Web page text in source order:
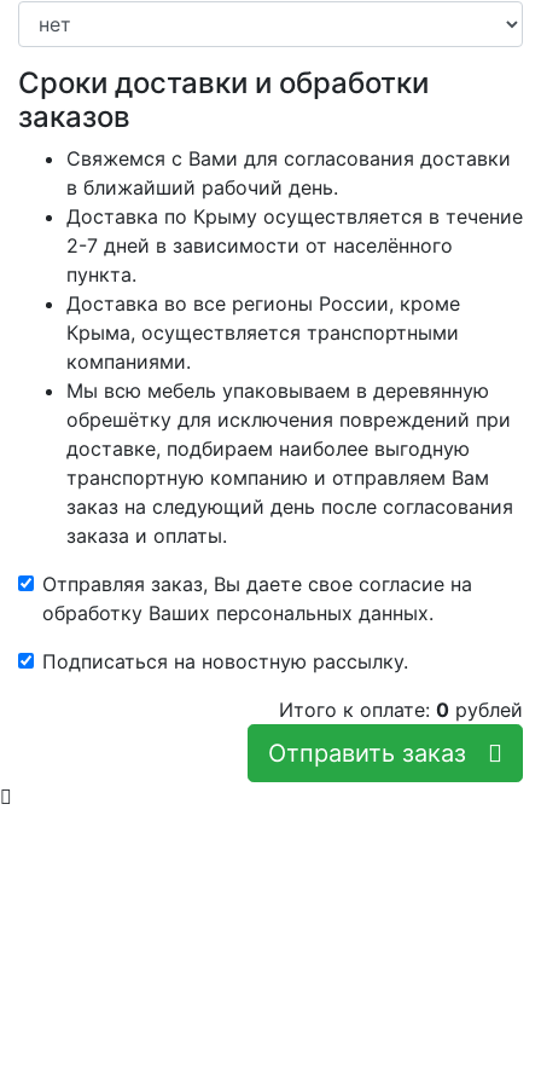
Сроки доставки и обработки
заказов
Свяжемся с Вами для согласования доставки
в ближайший рабочий день.
Доставка по Крыму осуществляется в течение
2-7 дней в зависимости от населённого
пункта.
Доставка во все регионы России, кроме
Крыма, осуществляется транспортными
компаниями.
Мы всю мебель упаковываем в деревянную
обрешётку для исключения повреждений при
доставке, подбираем наиболее выгодную
транспортную компанию и отправляем Вам
заказ на следующий день после согласования
заказа и оплаты.
Отправляя заказ, Вы даете свое согласие на
обработку Ваших персональных данных.
Подписаться на новостную рассылку.
Итого к оплате: 0 рублей